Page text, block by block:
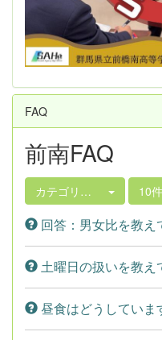
FAQ
前南FAQ
カテゴリ選択 10件
回答：男女比を教え
土曜日の扱いを教え
昼食はどうしていま